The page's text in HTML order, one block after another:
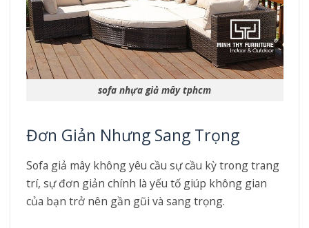
sofa nhựa giả mây tphcm
Đơn Giản Nhưng Sang Trọng
Sofa giả mây không yêu cầu sự cầu kỳ trong trang
trí, sự đơn giản chính là yếu tố giúp không gian
của bạn trở nên gần gũi và sang trọng.